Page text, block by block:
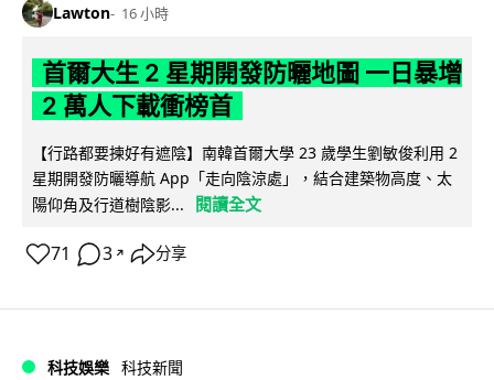
Lawton 16 小時
首爾大生 2 星期開發防曬地圖 一日暴增
2 萬人下載衝榜首
【行路都要揀好有遮陰】南韓首爾大學 23 歲學生劉敏俊利用 2
星期開發防曬導航 App「走向陰涼處」，結合建築物高度、太
陽仰角及行道樹陰影...
閱讀全文
71 3 ↗ 分享
科技娛樂 科技新聞